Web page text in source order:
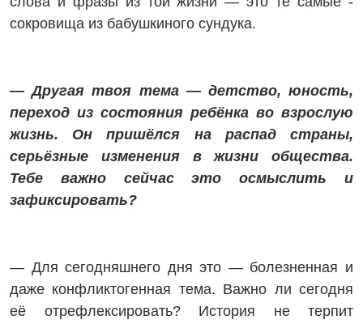
сокровища из бабушкиного сундука.
— Другая твоя тема — детство, юность,
переход из состояния ребёнка во взрослую
жизнь. Он пришёлся на распад страны,
серьёзные изменения в жизни общества.
Тебе важно сейчас это осмыслить и
зафиксировать?
— Для сегодняшнего дня это — болезненная и
даже конфликтогенная тема. Важно ли сегодня
её отрефлексировать? История не терпит